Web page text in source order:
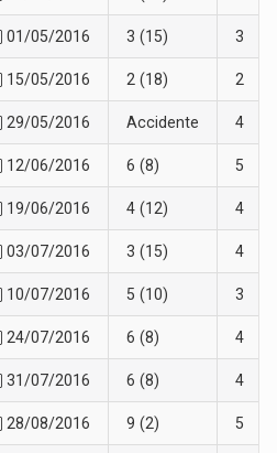
01/05/2016 3 (15) 3
15/05/2016 2 (18) 2
29/05/2016 Accidente 4
12/06/2016 6 (8) 5
19/06/2016 4 (12) 4
03/07/2016 3 (15) 4
10/07/2016 5 (10) 3
24/07/2016 6 (8) 4
31/07/2016 6 (8) 4
28/08/2016 9 (2) 5